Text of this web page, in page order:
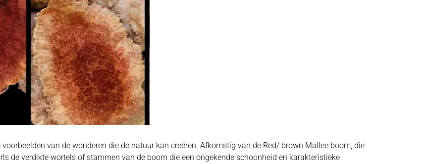
van de wonderen die de natuur kan creëren. Afkomstig van de Red/ brown Mallee boom, die
de verdikte wortels of stammen van de boom die een ongekende schoonheid en karakteristieke